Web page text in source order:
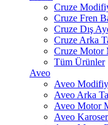
Cruze
Cruze Fren
Cruze Dış
Cruze Arka
Cruze Motor
Tüm Ürünler
Aveo
Aveo
Aveo Arka
Aveo Motor
Aveo